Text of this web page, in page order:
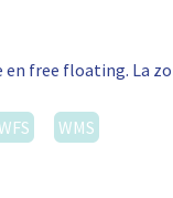
en free floating. La
WMS